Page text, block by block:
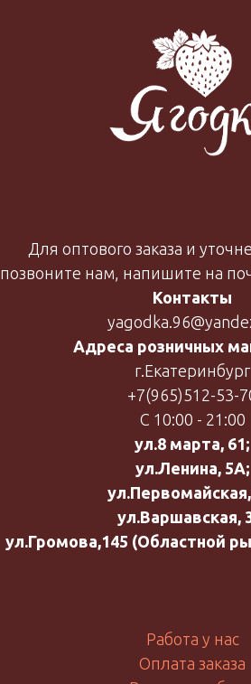
Для оптового заказа и
позвоните нам, напишите на
Контакты
Адреса розничных
г.Екатеринбург
+7(965)512-53-
С 10:00 - 21:00
ул.8 марта, 61;
ул.Ленина, 5А;
ул.Варшавская,
ул.Громова,145 (Областной
Работа у нас
Оплата заказа